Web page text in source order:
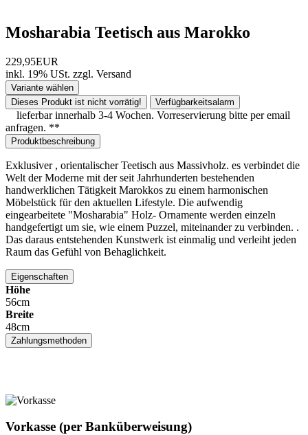
Mosharabia Teetisch aus Marokko
229,95EUR
inkl. 19% USt. zzgl. Versand
Variante wählen
Dieses Produkt ist nicht vorrätig!
Verfügbarkeitsalarm
lieferbar innerhalb 3-4 Wochen. Vorreservierung bitte per email
anfragen. **
Produktbeschreibung
Exklusiver , orientalischer Teetisch aus Massivholz. es verbindet die
Welt der Moderne mit der seit Jahrhunderten bestehenden
handwerklichen Tätigkeit Marokkos zu einem harmonischen
Möbelstück für den aktuellen Lifestyle. Die aufwendig
eingearbeitete "Mosharabia" Holz- Ornamente werden einzeln
handgefertigt um sie, wie einem Puzzel, miteinander zu verbinden. .
Das daraus entstehenden Kunstwerk ist einmalig und verleiht jeden
Raum das Gefühl von Behaglichkeit.
Eigenschaften
Höhe
56cm
Breite
48cm
Zahlungsmethoden
Vorkasse (per Banküberweisung)